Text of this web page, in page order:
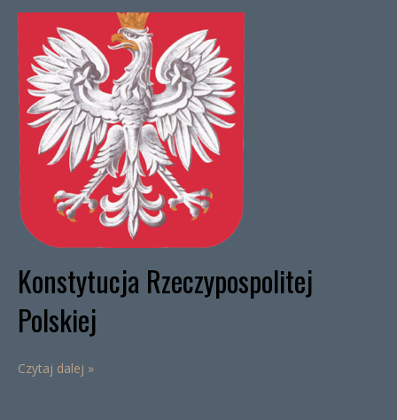
Konstytucja Rzeczypospolitej
Polskiej
Czytaj dalej »